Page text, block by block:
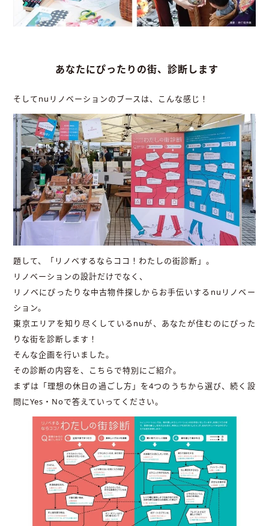
あなたにぴったりの街、診断します
そしてnuリノベーションのブースは、こんな感じ！
題して、「リノベするならココ！わたしの街診断」。
リノベーションの設計だけでなく、
リノベにぴったりな中古物件探しからお手伝いするnuリノベー
ション。
東京エリアを知り尽くしているnuが、あなたが住むのにぴった
りな街を診断します！
そんな企画を行いました。
その診断の内容を、こちらで特別にご紹介。
まずは「理想の休日の過ごし方」を4つのうちから選び、続く設
問にYes・Noで答えていってください。